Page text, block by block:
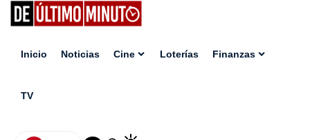
Inicio Noticias Cine Loterías Finanzas
TV